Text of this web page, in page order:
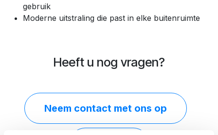
gebruik
Moderne uitstraling die past in elke buitenruimte
Heeft u nog vragen?
Neem contact​ met ons op